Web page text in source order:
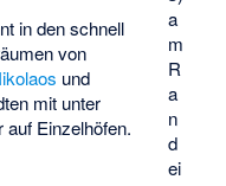
a
m
R
a
n
d
ei
in den schnell
von
und
mit unter
auf Einzelhöfen.